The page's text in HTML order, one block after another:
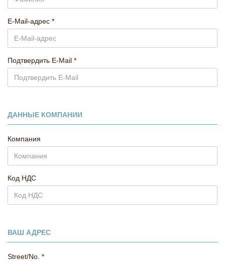
E-Mail-адрес
Подтвердить E-Mail
ДАННЫЕ КОМПАНИИ
Компания
Код НДС
ВАШ АДРЕС
Street/No.